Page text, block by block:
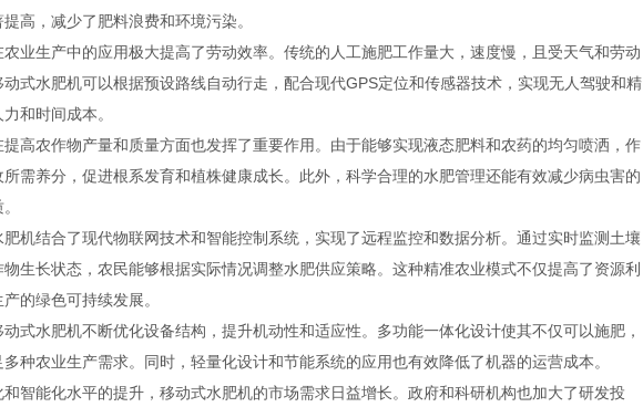
高，减少了肥料浪费和环境污染。
业生产中的应用极大提高了劳动效率。传统的人工施肥工作量大，速度慢，且受天气和劳动
式水肥机可以根据预设路线自动行走，配合现代GPS定位和传感器技术，实现无人驾驶和精
和时间成本。
高农作物产量和质量方面也发挥了重要作用。由于能够实现液态肥料和农药的均匀喷洒，作
需养分，促进根系发育和植株健康成长。此外，科学合理的水肥管理还能有效减少病虫害的
机结合了现代物联网技术和智能控制系统，实现了远程监控和数据分析。通过实时监测土壤
生长状态，农民能够根据实际情况调整水肥供应策略。这种精准农业模式不仅提高了资源利
的绿色可持续发展。
式水肥机不断优化设备结构，提升机动性和适应性。多功能一体化设计使其不仅可以施肥，
种农业生产需求。同时，轻量化设计和节能系统的应用也有效降低了机器的运营成本。
智能化水平的提升，移动式水肥机的市场需求日益增长。政府和科研机构也加大了研发投